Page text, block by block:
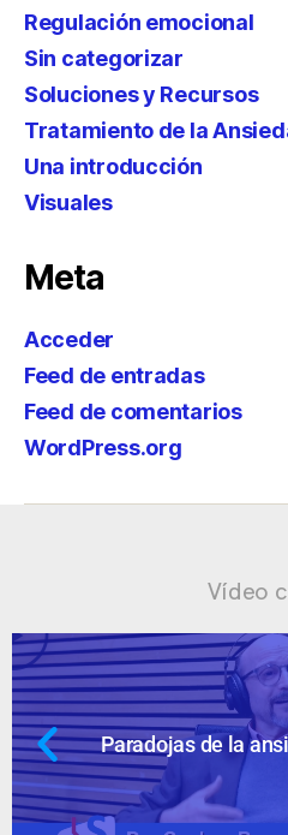
Regulación emocional
Sin categorizar
Soluciones y Recursos
Tratamiento de la
Una introducción
Visuales
Meta
Acceder
Feed de entradas
Feed de comentarios
WordPress.org
Vídeo
miedo